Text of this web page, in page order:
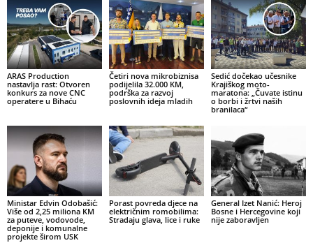
ARAS Production
nastavlja rast: Otvoren
konkurs za nove CNC
operatere u Bihaću
Četiri nova mikrobiznisa
podijelila 32.000 KM,
podrška za razvoj
poslovnih ideja mladih
Sedić dočekao učesnike
Krajiškog moto-
maratona: „Čuvate istinu
o borbi i žrtvi naših
branilaca“
Ministar Edvin Odobašić:
Više od 2,25 miliona KM
za puteve, vodovode,
deponije i komunalne
projekte širom USK
Porast povreda djece na
električnim romobilima:
Stradaju glava, lice i ruke
General Izet Nanić: Heroj
Bosne i Hercegovine koji
nije zaboravljen